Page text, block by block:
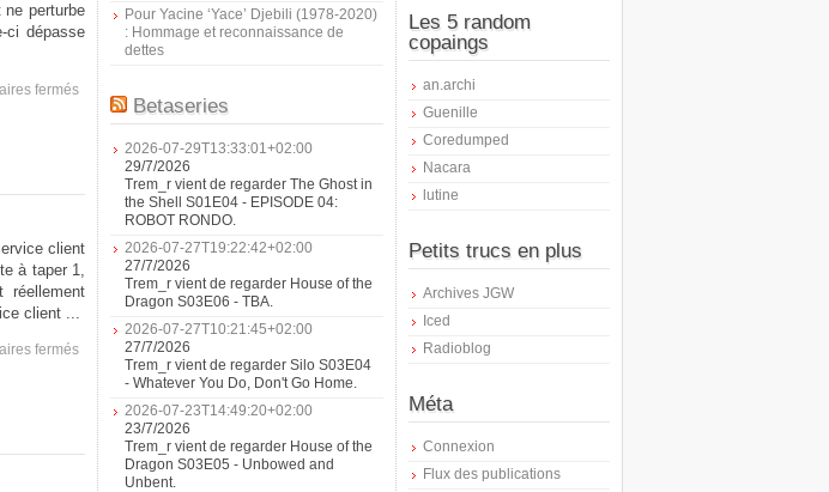
perturbe
ci dépasse
ferméssur
Dream
Theater
client
à taper 1,
réellement
client ...
ferméssur
Poste
Téléphone
Pour Yacine ‘Yace’ Djebili (1978-2020)
: Hommage et reconnaissance de
dettes
Betaseries
2026-07-29T13:33:01+02:00
29/7/2026
Trem_r vient de regarder The Ghost in
the Shell S01E04 - EPISODE 04:
ROBOT RONDO.
2026-07-27T19:22:42+02:00
27/7/2026
Trem_r vient de regarder House of the
Dragon S03E06 - TBA.
2026-07-27T10:21:45+02:00
27/7/2026
Trem_r vient de regarder Silo S03E04
- Whatever You Do, Don't Go Home.
2026-07-23T14:49:20+02:00
23/7/2026
Trem_r vient de regarder House of the
Dragon S03E05 - Unbowed and
Unbent.
Les 5 random
copaings
an.archi
Guenille
Coredumped
Nacara
lutine
Petits trucs en plus
Archives JGW
Iced
Radioblog
Méta
Connexion
Flux des publications